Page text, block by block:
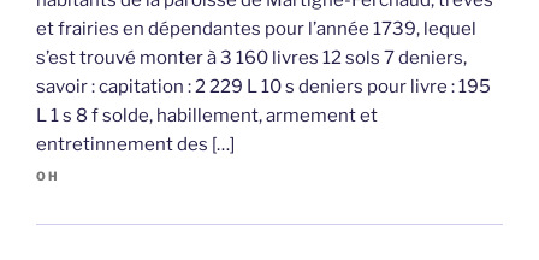
et frairies en dépendantes pour l’année 1739, lequel
s’est trouvé monter à 3 160 livres 12 sols 7 deniers,
savoir : capitation : 2 229 L 10 s deniers pour livre : 195
L 1 s 8 f solde, habillement, armement et
entretinnement des […]
OH